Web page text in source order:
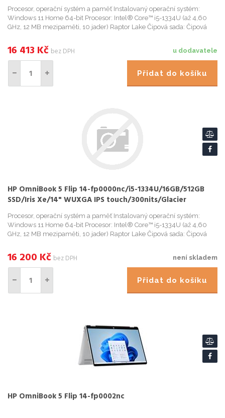
Procesor, operační systém a paměť Instalovaný operační systém:
Windows 11 Home 64-bit Procesor: Intel® Core™ i5-1334U (až 4,60
GHz, 12 MB mezipaměti, 10 jader) Raptor Lake Čipová sada: Čipová
u dodavatele
16 413 Kč bez DPH
Přidat do košíku
HP OmniBook 5 Flip 14-fp0000nc/i5-1334U/16GB/512GB
SSD/Iris Xe/14" WUXGA IPS touch/300nits/Glacier
silver/Win 11 H
Procesor, operační systém a paměť Instalovaný operační systém:
Windows 11 Home 64-bit Procesor: Intel® Core™ i5-1334U (až 4,60
GHz, 12 MB mezipaměti, 10 jader) Raptor Lake Čipová sada: Čipová
není skladem
16 200 Kč bez DPH
Přidat do košíku
HP OmniBook 5 Flip 14-fp0002nc